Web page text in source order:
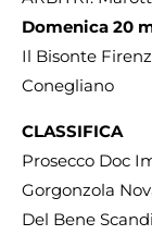
Domenica 20
Il Bisonte
Conegliano
CLASSIFICA
Prosecco Doc
Gorgonzola
Del Bene